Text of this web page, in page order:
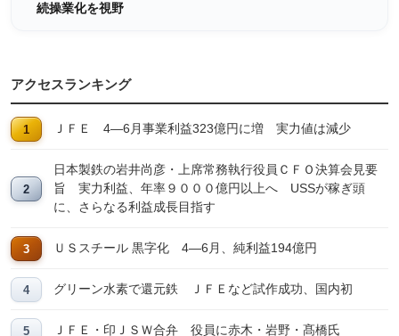
続操業化を視野
アクセスランキング
ＪＦＥ 4―6月事業利益323億円に増 実力値は減少
日本製鉄の岩井尚彦・上席常務執行役員ＣＦＯ決算会見要
旨 実力利益、年率９０００億円以上へ USSが稼ぎ頭
に、さらなる利益成長目指す
ＵＳスチール 黒字化 4―6月、純利益194億円
グリーン水素で還元鉄 ＪＦＥなど試作成功、国内初
ＪＦＥ・印ＪＳＷ合弁 役員に赤木・岩野・髙橋氏